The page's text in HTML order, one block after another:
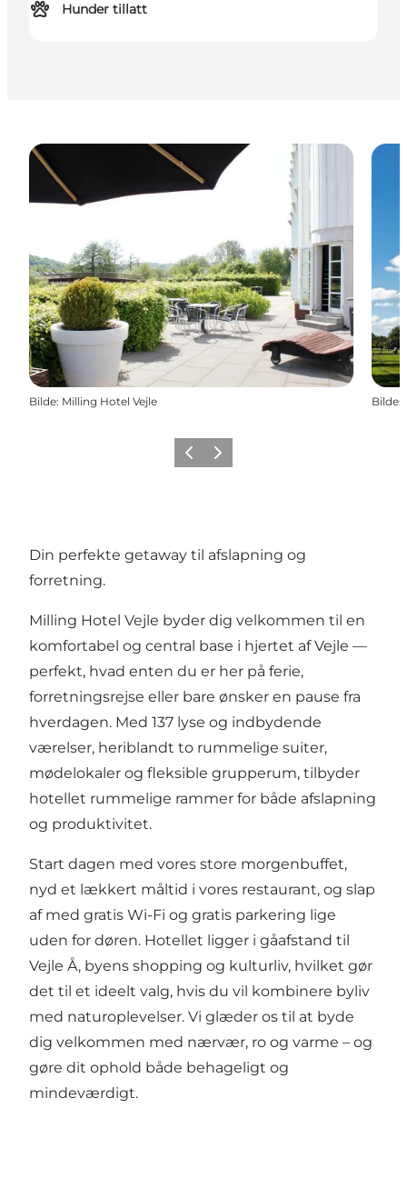
Hunder tillatt
Bilde: Milling Hotel Vejle Bilde:
ForrigeNeste
Din perfekte getaway til afslapning og
forretning.
Milling Hotel Vejle byder dig velkommen til en
komfortabel og central base i hjertet af Vejle —
perfekt, hvad enten du er her på ferie,
forretningsrejse eller bare ønsker en pause fra
hverdagen. Med 137 lyse og indbydende
værelser, heriblandt to rummelige suiter,
mødelokaler og fleksible grupperum, tilbyder
hotellet rummelige rammer for både afslapning
og produktivitet.
Start dagen med vores store morgenbuffet,
nyd et lækkert måltid i vores restaurant, og slap
af med gratis Wi-Fi og gratis parkering lige
uden for døren. Hotellet ligger i gåafstand til
Vejle Å, byens shopping og kulturliv, hvilket gør
det til et ideelt valg, hvis du vil kombinere byliv
med naturoplevelser. Vi glæder os til at byde
dig velkommen med nærvær, ro og varme – og
gøre dit ophold både behageligt og
mindeværdigt.